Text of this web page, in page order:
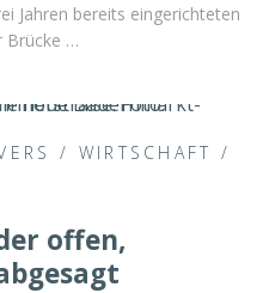
Jahren bereits eingerichteten
Brücke …
/ WIRTSCHAFT /
offen,